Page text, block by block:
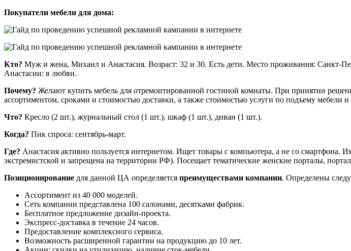
Покупатели мебели для дома:
Кто? Муж и жена, Михаил и Анастасия. Возраст: 32 и 30. Есть дети. Место проживания: Санкт-
Анастасии: в любви.
Почему? Желают купить мебель для отремонтированной гостиной комнаты. При принятии
ассортиментом, сроками и стоимостью доставки, а также стоимостью услуги по подъему мебели
Что? Кресло (2 шт.), журнальный стол (1 шт.), шкаф (1 шт.), диван (1 шт.).
Когда? Пик спроса: сентябрь-март.
Где? Анастасия активно пользуется интернетом. Ищет товары с компьютера, а не со
экстремистской и запрещена на территории РФ). Посещает тематические женские порталы,
Позиционирование для данной ЦА определяется преимуществами компании. Определены
Ассортимент из 40 000 моделей.
Сеть компании представлена 100 салонами, десятками фабрик.
Бесплатное предложение дизайн-проекта.
Экспресс-доставка в течение 24 часов.
Предоставление комплексного сервиса.
Возможность расширенной гарантии на продукцию до 10 лет.